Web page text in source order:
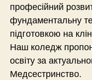
професійний
фундаментальну
підготовкою на
Наш коледж
освіту за
Медсестринство.